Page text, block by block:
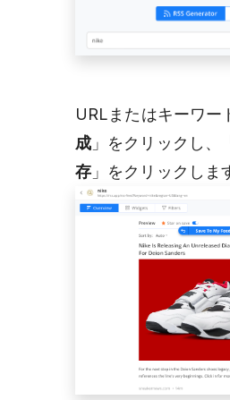
URLまたはキーワー
成 」をクリックし、
存 」をクリックしま